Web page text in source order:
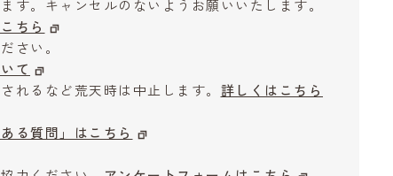
す。キャンセルのないようお願いいたします。
ちら
さい。
て
れるなど荒天時は中止します。 詳しくはこちら
る質問」はこちら